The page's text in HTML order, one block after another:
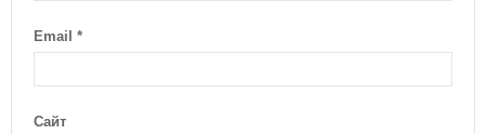
Email *
Сайт